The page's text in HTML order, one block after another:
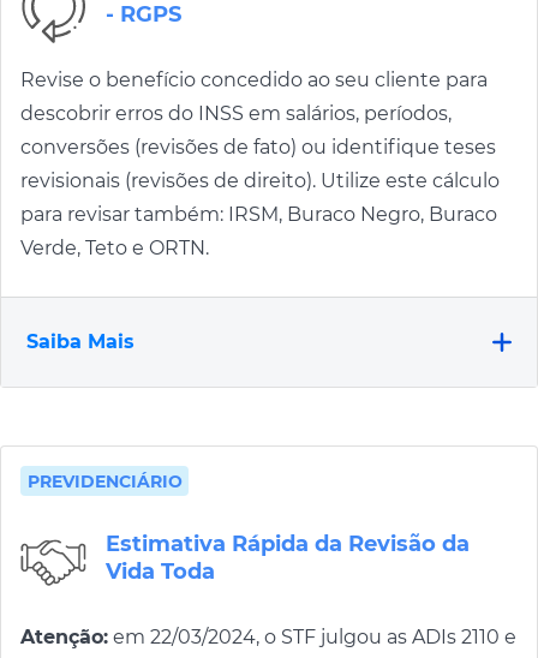
- RGPS
Revise o benefício concedido ao seu cliente para
descobrir erros do INSS em salários, períodos,
conversões (revisões de fato) ou identifique teses
revisionais (revisões de direito). Utilize este cálculo
para revisar também: IRSM, Buraco Negro, Buraco
Verde, Teto e ORTN.
Saiba Mais
PREVIDENCIÁRIO
Estimativa Rápida da Revisão da
Vida Toda
Atenção: em 22/03/2024, o STF julgou as ADIs 2110 e